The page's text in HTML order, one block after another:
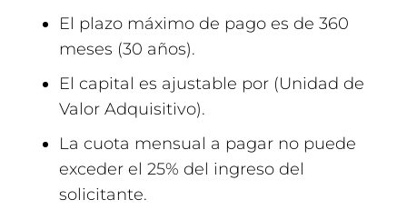
El plazo máximo de pago es de 360
meses (30 años).
El capital es ajustable por (Unidad de
Valor Adquisitivo).
La cuota mensual a pagar no puede
exceder el 25% del ingreso del
solicitante.